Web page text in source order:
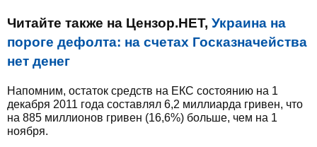
Читайте также на Цензор.НЕТ, Украина на
пороге дефолта: на счетах Госказначейства
нет денег
Напомним, остаток средств на ЕКС состоянию на 1
декабря 2011 года составлял 6,2 миллиарда гривен, что
на 885 миллионов гривен (16,6%) больше, чем на 1
ноября.